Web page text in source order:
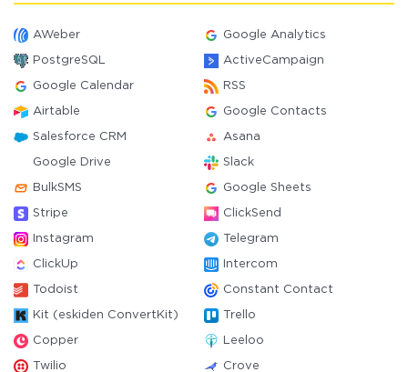
AWeber Google Analytics
PostgreSQL ActiveCampaign
Google Calendar RSS
Airtable Google Contacts
Salesforce CRM Asana
Google Drive Slack
BulkSMS Google Sheets
Stripe ClickSend
Instagram Telegram
ClickUp Intercom
Todoist Constant Contact
Kit (eskiden ConvertKit) Trello
Copper Leeloo
Twilio Crove